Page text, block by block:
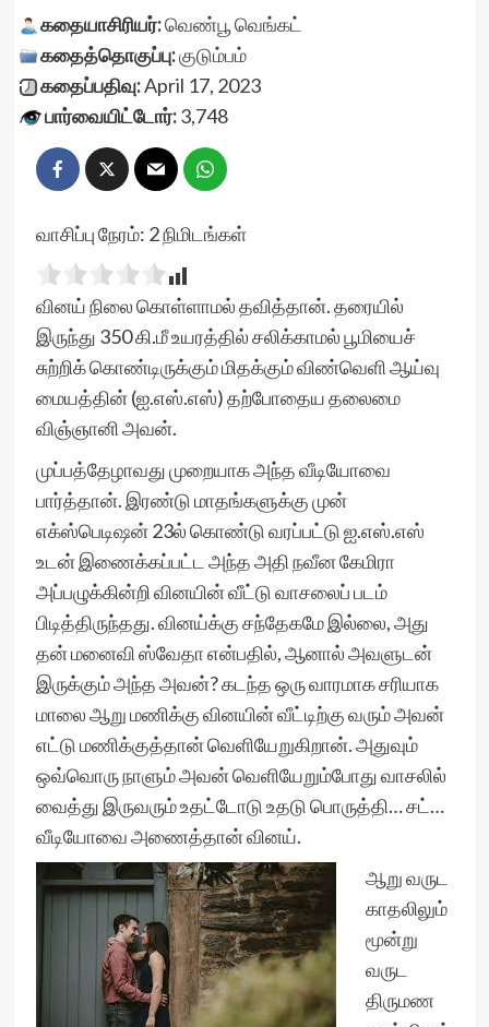
கதையாசிரியர்:வெண்பூ வெங்கட்
கதைத்தொகுப்பு:குடும்பம்
கதைப்பதிவு:April 17, 2023
பார்வையிட்டோர்:3,748
வாசிப்பு நேரம்: 2நிமிடங்கள்
வினய் நிலை கொள்ளாமல் தவித்தான். தரையில்
இருந்து 350 கி.மீ உயரத்தில் சலிக்காமல் பூமியைச்
சுற்றிக் கொண்டிருக்கும் மிதக்கும் விண்வெளி ஆய்வு
மையத்தின் (ஐ.எஸ்.எஸ்) தற்போதைய தலைமை
விஞ்ஞானி அவ‌ன்.
முப்பத்தேழாவது முறையாக அந்த வீடியோவை
பார்த்தான். இரண்டு மாதங்களுக்கு முன்
எக்ஸ்பெடிஷன் 23ல் கொண்டு வரப்பட்டு ஐ.எஸ்.எஸ்
உடன் இணைக்கப்பட்ட அந்த அதி நவீன கேமிரா
அப்பழுக்கின்றி வினயின் வீட்டு வாசலைப் படம்
பிடித்திருந்தது. வினய்க்கு சந்தேகமே இல்லை, அது
தன் மனைவி ஸ்வேதா என்பதில், ஆனால் அவளுடன்
இருக்கும் அந்த அவன்? கடந்த ஒரு வாரமாக சரியாக
மாலை ஆறு மணிக்கு வினயின் வீட்டிற்கு வரும் அவன்
எட்டு மணிக்குத்தான் வெளியேறுகிறான். அதுவும்
ஒவ்வொரு நாளும் அவன் வெளியேறும்போது வாசலில்
வைத்து இருவரும் உதட்டோடு உதடு பொருத்தி… சட்…
வீடியோவை அணைத்தான் வினய்.
ஆறு வருட
காதலிலும்
மூன்று
வருட
திருமண